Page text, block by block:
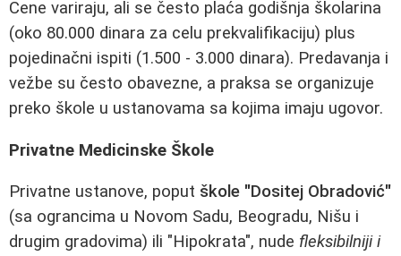
Cene variraju, ali se često plaća godišnja školarina
(oko 80.000 dinara za celu prekvalifikaciju) plus
pojedinačni ispiti (1.500 - 3.000 dinara). Predavanja i
vežbe su često obavezne, a praksa se organizuje
preko škole u ustanovama sa kojima imaju ugovor.
Privatne Medicinske Škole
Privatne ustanove, poput škole "Dositej Obradović"
(sa ograncima u Novom Sadu, Beogradu, Nišu i
drugim gradovima) ili "Hipokrata", nude fleksibilniji i